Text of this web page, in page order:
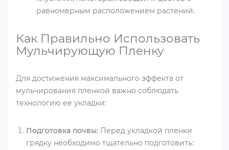
равномерным расположением растений.
Как Правильно Использовать
Мульчирующую Пленку
Для достижения максимального эффекта от
мульчирования пленкой важно соблюдать
технологию ее укладки:
Подготовка почвы: Перед укладкой пленки
грядку необходимо тщательно подготовить: